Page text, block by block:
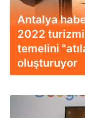
Antalya
2022
temelini
oluşturuyor